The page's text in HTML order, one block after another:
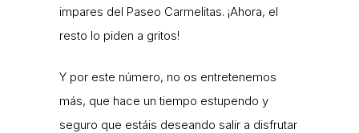
impares del Paseo Carmelitas. ¡Ahora, el
resto lo piden a gritos!
Y por este número, no os entretenemos
más, que hace un tiempo estupendo y
seguro que estáis deseando salir a disfrutar